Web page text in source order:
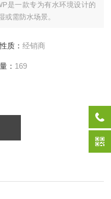
是一款专为有水环境设计的
需防水场景。
质： 经销商
： 169